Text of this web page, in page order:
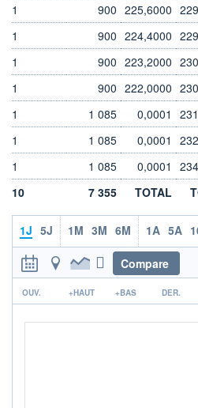
OUVERTURE
+ HAUT +
380
VALORISATION
18 334 MEUR
0,0000
ESTIMÉ 2026
- -
DERNIER
DIVIDENDE
0,00 EUR -
1
900 225,6000
1
900 224,4000
1
900 223,2000
1
900 222,0000
1
1 085 0,0001
1
1 085 0,0001
1
1 085 0,0001
10
7 355 TOTAL
1J 5J 1M 3M 6M 1A 5A
Compare
r
OUV. +HAUT +BAS DER.